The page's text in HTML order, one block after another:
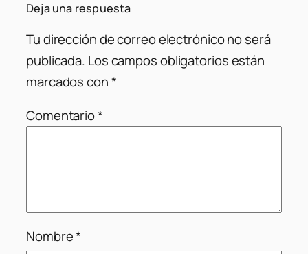
Deja una respuesta
Tu dirección de correo electrónico no será
publicada. Los campos obligatorios están
marcados con*
Comentario*
Nombre*